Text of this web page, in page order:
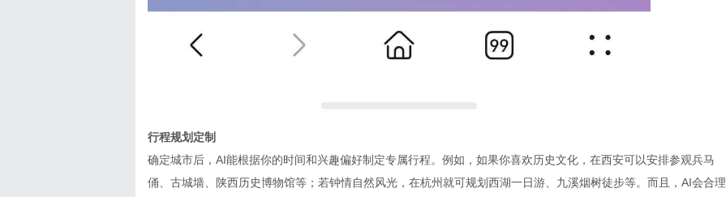
行程规划定制
确定城市后， AI能根据你的时间和兴趣偏好制定专属行程。例如，如果你喜欢历史文化，在西安可以安排参观兵马
俑、古城墙、陕西历史博物馆等；若钟情自然风光，在杭州就可规划西湖一日游、九溪烟树徒步等。而且，AI会合理